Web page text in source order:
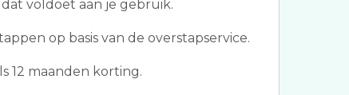
voldoet aan je gebruik.
op basis van de overstapservice.
12 maanden korting.